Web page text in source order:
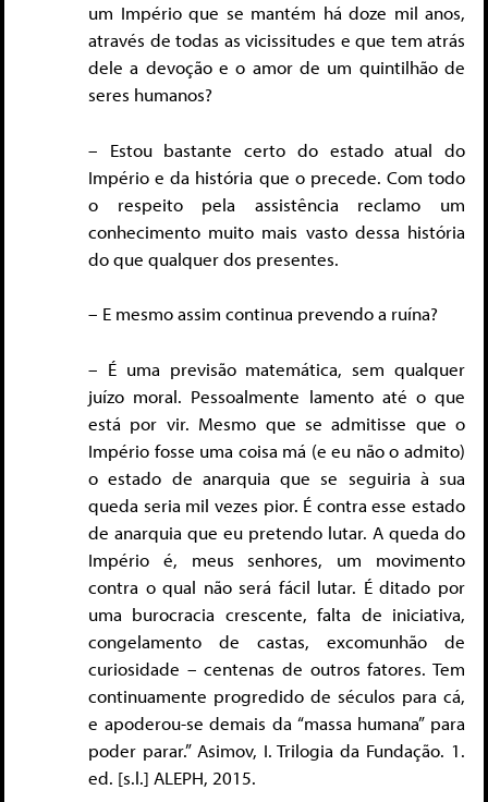
um Império que se mantém há doze mil anos,
através de todas as vicissitudes e que tem atrás
dele a devoção e o amor de um quintilhão de
seres humanos?
– Estou bastante certo do estado atual do
Império e da história que o precede. Com todo
o respeito pela assistência reclamo um
conhecimento muito mais vasto dessa história
do que qualquer dos presentes.
– E mesmo assim continua prevendo a ruína?
– É uma previsão matemática, sem qualquer
juízo moral. Pessoalmente lamento até o que
está por vir. Mesmo que se admitisse que o
Império fosse uma coisa má (e eu não o admito)
o estado de anarquia que se seguiria à sua
queda seria mil vezes pior. É contra esse estado
de anarquia que eu pretendo lutar. A queda do
Império é, meus senhores, um movimento
contra o qual não será fácil lutar. É ditado por
uma burocracia crescente, falta de iniciativa,
congelamento de castas, excomunhão de
curiosidade – centenas de outros fatores. Tem
continuamente progredido de séculos para cá,
e apoderou-se demais da “massa humana” para
poder parar.” Asimov, I. Trilogia da Fundação. 1.
ed. [s.l.] ALEPH, 2015.